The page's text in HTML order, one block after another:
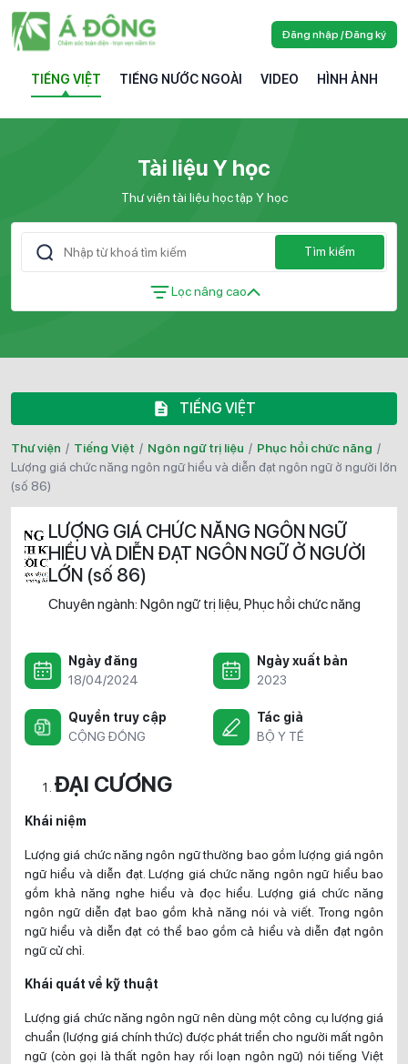
TIẾNG VIỆT TIẾNG NƯỚC NGOÀI VIDEO HÌNH ẢNH
Đăng nhập / Đăng ký
Tài liệu Y học
Thư viện tài liệu học tập Y học
Tìm kiếm
Lọc nâng cao
TIẾNG VIỆT
Thư viện / Tiếng Việt / Ngôn ngữ trị liệu / Phục hồi chức năng /
lượng giá chức năng ngôn ngữ hiểu và diễn đạt ngôn ngữ ở người lớn
(số 86)
LƯỢNG GIÁ CHỨC NĂNG NGÔN NGỮ
HIỂU VÀ DIỄN ĐẠT NGÔN NGỮ Ở NGƯỜI
LỚN (số 86)
Chuyên ngành: Ngôn ngữ trị liệu Phục hồi chức năng
Ngày đăng
18/04/2024
Ngày xuất bản
2023
Quyền truy cập
CỘNG ĐỒNG
Tác giả
BỘ Y TẾ
ĐẠI CƯƠNG
Khái niệm
Lượng giá chức năng ngôn ngữ thường bao gồm lượng giá ngôn
ngữ hiểu và diễn đạt. Lượng giá chức năng ngôn ngữ hiểu bao
gồm khả năng nghe hiểu và đọc hiểu. Lượng giá chức năng
ngôn ngữ diễn đạt bao gồm khả năng nói và viết. Trong ngôn
ngữ hiểu và diễn đạt có thể bao gồm cả hiểu và diễn đạt ngôn
ngữ cử chỉ.
Khái quát về kỹ thuật
Lượng giá chức năng ngôn ngữ nên dùng một công cụ lượng giá
chuẩn (lượng giá chính thức) được phát triển cho người mất ngôn
ngữ (còn gọi là thất ngôn hay rối loạn ngôn ngữ) nói tiếng Việt